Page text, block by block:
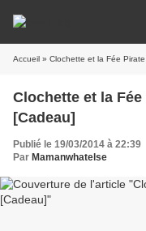
Accueil » Clochette et la Fée
Clochette et la
[Cadeau]
Publié le 19/03/2014 à 22:39
Par Mamanwhatelse